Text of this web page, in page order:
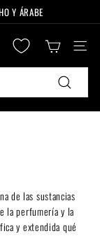
Y ÁRABE
Buscar
de las sustancias
la perfumería y la
y extendida qué